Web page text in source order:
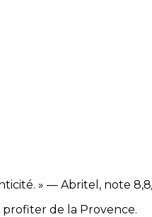
» — Abritel, note
de la Provence.